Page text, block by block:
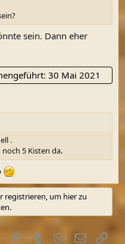
sein. Dann eher
30 Mai 2021
.
5 Kisten da.
registrieren, um hier zu
Reddit PinterestTumblrWhatsApp
E-MailLink